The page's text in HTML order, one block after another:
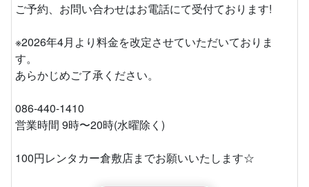
ご予約、お問い合わせはお電話にて受付ております!
※2026年4月より料金を改定させていただいておりま
す。
あらかじめご了承ください。
086-440-1410
営業時間 9時〜20時(水曜除く)
100円レンタカー倉敷店までお願いいたします☆